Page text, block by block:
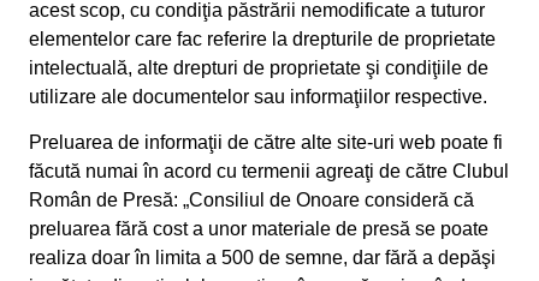
acest scop, cu condiţia păstrării nemodificate a tuturor
elementelor care fac referire la drepturile de proprietate
intelectuală, alte drepturi de proprietate şi condiţiile de
utilizare ale documentelor sau informaţiilor respective.
Preluarea de informaţii de către alte site-uri web poate fi
făcută numai în acord cu termenii agreaţi de către Clubul
Român de Presă: „Consiliul de Onoare consideră că
preluarea fără cost a unor materiale de presă se poate
realiza doar în limita a 500 de semne, dar fără a depăşi